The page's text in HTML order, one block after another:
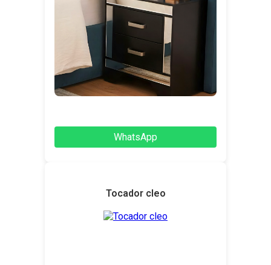
WhatsApp
Tocador cleo